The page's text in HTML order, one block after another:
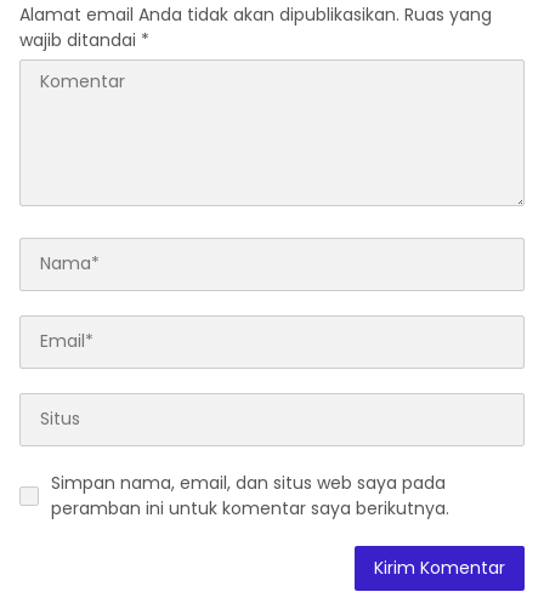
Alamat email Anda tidak akan dipublikasikan. Ruas yang
wajib ditandai *
Simpan nama, email, dan situs web saya pada
peramban ini untuk komentar saya berikutnya.